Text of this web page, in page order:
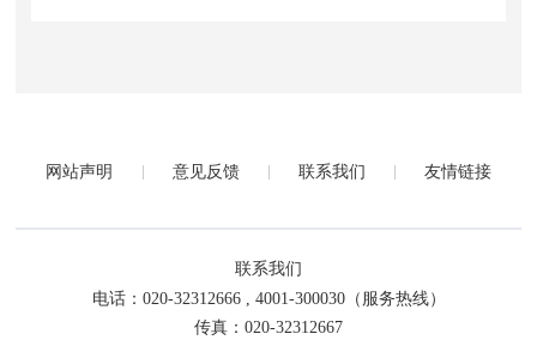
网站声明 意见反馈 联系我们 友情链接
联系我们
电话：020-32312666 , 4001-300030（服务热线）
传真：020-32312667